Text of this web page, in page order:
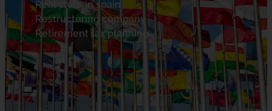
Real state in spain
Restructuring company
Retirement tax planning